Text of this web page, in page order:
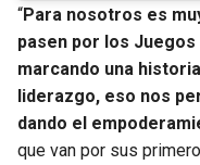
“Para nosotros es
pasen por los
marcando una
liderazgo, eso nos
dando el
que van por sus